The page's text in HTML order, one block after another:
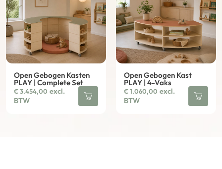
Open Gebogen Kasten
PLAY | Complete Set
€3.454,00 excl.
BTW
Open Gebogen Kast
PLAY | 4-Vaks
€1.060,00 excl.
BTW